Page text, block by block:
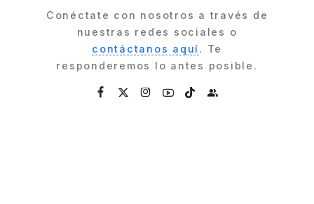
Conéctate con nosotros a través de
nuestras redes sociales o
contáctanos aquí. Te
responderemos lo antes posible.